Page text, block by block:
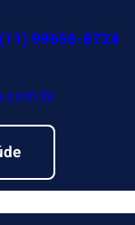
(11) 99656-8724